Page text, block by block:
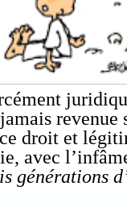
revenue
droit et
avec
générations